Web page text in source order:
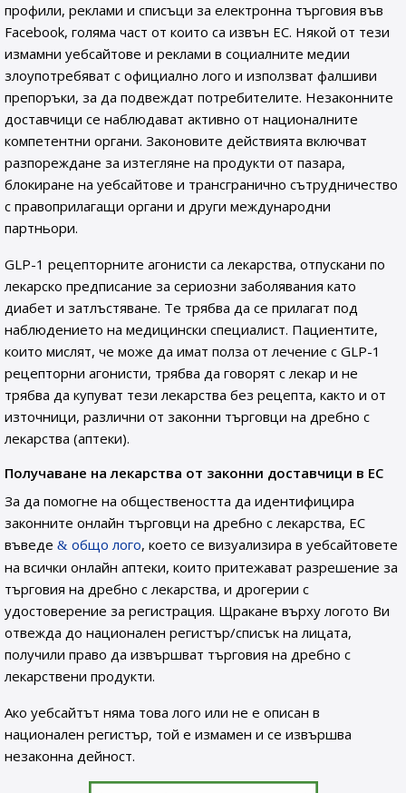
профили, реклами и списъци за електронна търговия във
Facebook, голяма част от които са извън ЕС. Някой от тези
измамни уебсайтове и реклами в социалните медии
злоупотребяват с официално лого и използват фалшиви
препоръки, за да подвеждат потребителите. Незаконните
доставчици се наблюдават активно от националните
компетентни органи. Законовите действията включват
разпореждане за изтегляне на продукти от пазара,
блокиране на уебсайтове и трансгранично сътрудничество
с правоприлагащи органи и други международни
партньори.
GLP-1 рецепторните агонисти са лекарства, отпускани по
лекарско предписание за сериозни заболявания като
диабет и затлъстяване. Те трябва да се прилагат под
наблюдението на медицински специалист. Пациентите,
които мислят, че може да имат полза от лечение с GLP-1
рецепторни агонисти, трябва да говорят с лекар и не
трябва да купуват тези лекарства без рецепта, както и от
източници, различни от законни търговци на дребно с
лекарства (аптеки).
Получаване на лекарства от законни доставчици в ЕС
За да помогне на обществеността да идентифицира
законните онлайн търговци на дребно с лекарства, ЕС
въведе
общо лого, което се визуализира в уебсайтовете
на всички онлайн аптеки, които притежават разрешение за
търговия на дребно с лекарства, и дрогерии с
удостоверение за регистрация. Щракане върху логото Ви
отвежда до национален регистър/списък на лицата,
получили право да извършват търговия на дребно с
лекарствени продукти.
Ако уебсайтът няма това лого или не е описан в
национален регистър, той е измамен и се извършва
незаконна дейност.